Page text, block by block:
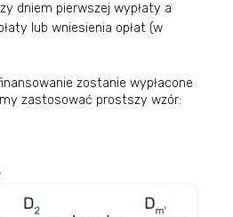
dniem pierwszej wypłaty a
lub wniesienia opłat (w
zostanie wypłacone
zastosować prostszy wzór: